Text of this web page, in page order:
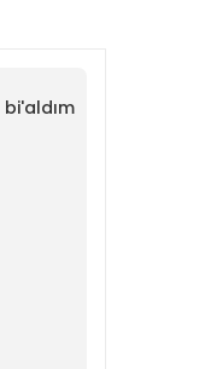
bi'aldım